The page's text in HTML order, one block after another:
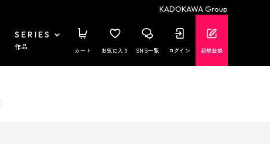
KADOKAWA Group
SERIES
作品 カート お気に入り SNS一覧 ログイン 新規登録